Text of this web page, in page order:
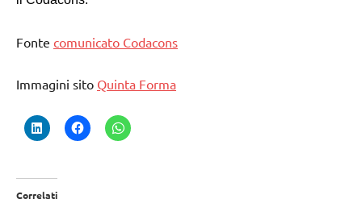
Fonte comunicato Codacons
Immagini sito Quinta Forma
Correlati